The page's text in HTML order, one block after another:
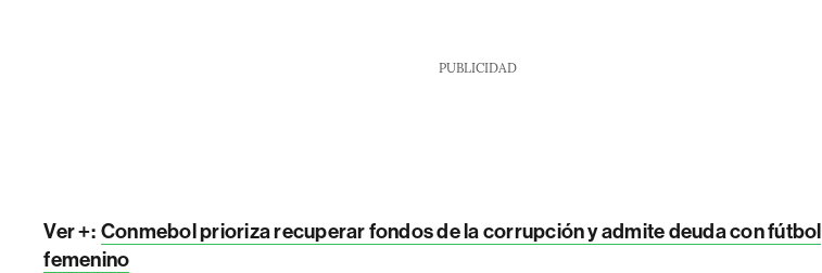
PUBLICIDAD
Ver +: Conmebol prioriza recuperar fondos de la corrupción y admite deuda con fútbol
femenino